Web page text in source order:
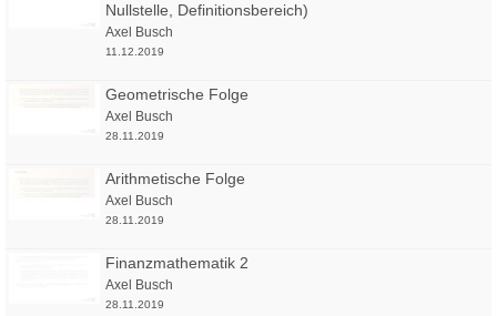
Nullstelle, Definitionsbereich)
Axel Busch
11.12.2019
Geometrische Folge
Axel Busch
28.11.2019
Arithmetische Folge
Axel Busch
28.11.2019
Finanzmathematik 2
Axel Busch
28.11.2019